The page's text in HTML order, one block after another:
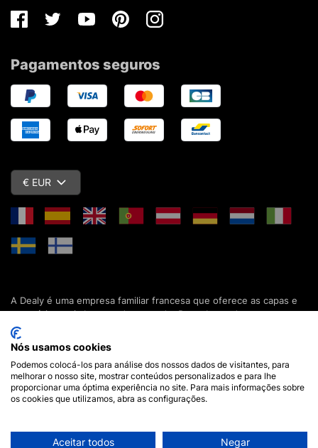
FacebookTwitterYoutubePinterestInstagram
Pagamentos seguros
€ EUR
A Dealy é uma empresa familiar francesa que oferece as capas e
acessórios mais baratos do mercado. Descubra todas as nossas
colecções de capas, estojos, protecções de ecrã e acessórios
para o seu smartphone, tablet, computador ou relógio conectado.
Desde 2012, apresentamos novidades todos os dias para lhe
oferecer ainda mais opções de escolha. Mais de 600.000 clientes
em França e em todo o mundo já confiam na Dealy. Se tiver
alguma pergunta, a nossa equipa está disponível 7 dias por
Nós usamos cookies
Podemos colocá-los para análise dos nossos dados de visitantes, para
melhorar o nosso site, mostrar conteúdos personalizados e para lhe
proporcionar uma óptima experiência no site. Para mais informações sobre
os cookies que utilizamos, abra as configurações.
Aceitar todos Negar